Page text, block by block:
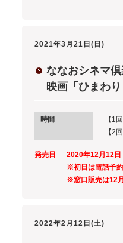
2021年3月21日(日)
ななおシネマ
映画「ひまわり
時間
【1
【2
発売日
2020年12月12
※初日は電話予
※窓口販売は12
2022年2月12日(土)